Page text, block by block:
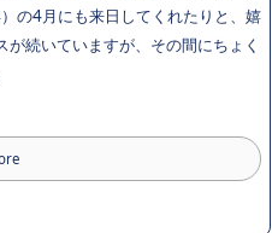
の4月にも来日してくれたりと、嬉
が続いていますが、その間にちょく